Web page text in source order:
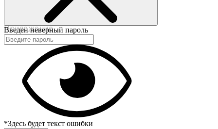
Пользовательское соглашение
Политика конфиденциальности
Приложение
Введен неверный пароль
*Здесь будет текст ошибки